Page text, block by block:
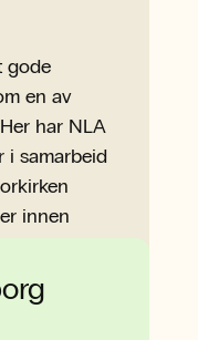
gode
en av
har NLA
i samarbeid
innen